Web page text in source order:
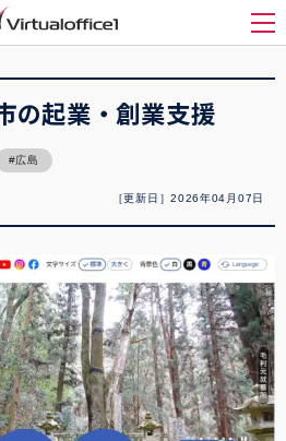
メ
広島県安芸高田市の起業・創業支援
の起業・創業支援
広島
［更新日］2026年04月07日